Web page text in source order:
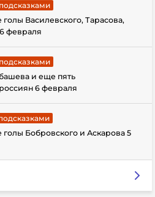
Василевского, Тарасова,
февраля
и еще пять
6 февраля
Бобровского и Аскарова 5